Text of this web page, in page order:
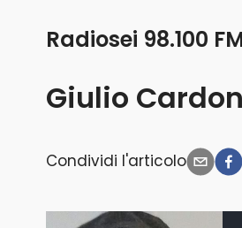
Giulio
Radiosei 98.100
Condividi l'articolo